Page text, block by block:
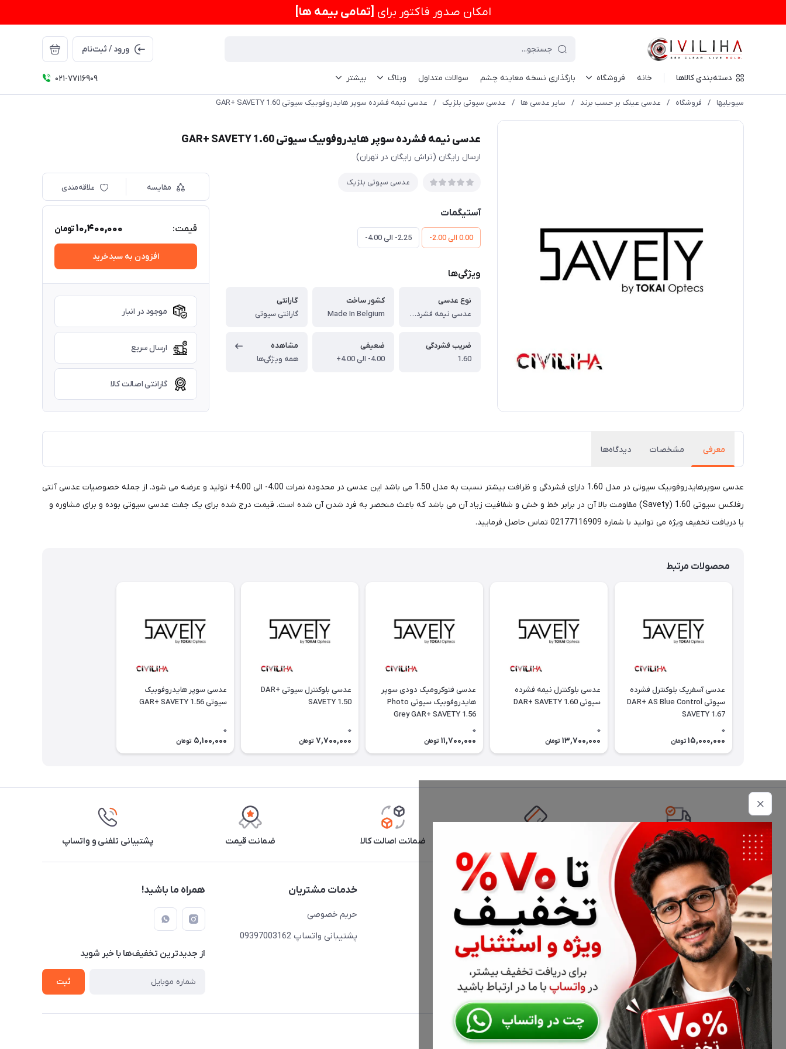
امكان صدور فاکتور برای [تمامی بیمه ها]
ورود / ثبت‌نام
دسته‌بندی کالاها خانه فروشگاه بارگذاری نسخه معاینه چشم سوالات متداول وبلاگ بیشتر 021-77116909
سیویلیها / فروشگاه / عدسی عینک بر حسب برند / سایر عدسی ها / عدسی سیوتی بلژیک / عدسی نیمه فشرده سوپر هایدروفوبیک سیوتی GAR+ SAVETY 1.60
عدسی نیمه فشرده سوپر هایدروفوبیک سیوتی GAR+ SAVETY 1.60
ارسال رایگان (تراش رایگان در تهران)
عدسی سیوتی بلژیک
آستیگمات
0.00 الی 2.00- 2.25- الی 4.00-
ویژگی‌ها
نوع عدسی
عدسی نیمه فشرده سوپر هایدروفوبیک سیوتی GAR+ SAVETY 1.60
کشور ساخت
Made In Belgium
گارانتی
گارانتی سیوتی
ضریب فشردگی
1.60
ضعیفی
4.00- الی 4.00+
مشاهده
همه ویژگی‌ها
مقایسه علاقه‌مندی
قیمت: 10,400,000تومان
افزودن به سبدخرید
موجود در انبار
ارسال سریع
گارانتی اصالت کالا
معرفی مشخصات دیدگاه‌ها
عدسی سوپرهایدروفوبیک سیوتی در مدل 1.60 دارای فشردگی و ظرافت بیشتر نسبت به مدل 1.50 می باشد این عدسی در محدوده نمرات 4.00- الی 4.00+ تولید و عرضه می شود. از جمله خصوصیات عدسی آنتی
رفلکس سیوتی 1.60 (Savety) مقاومت بالا آن در برابر خط و خش و شفافیت زیاد آن می باشد که باعث منحصر به فرد شدن آن شده است. قیمت درج شده برای یک جفت عدسی سیوتی بوده و برای مشاوره و
یا دریافت تخفیف ویژه می توانید با شماره 02177116909 تماس حاصل فرمایید.
محصولات مرتبط
عدسی آسفریک بلوکنترل فشرده
سیوتی DAR+ AS Blue Control
SAVETY 1.67
0
15,000,000 تومان
عدسی بلوکنترل نیمه فشرده
سیوتی DAR+ SAVETY 1.60
0
13,700,000 تومان
عدسی فتوکرومیک دودی سوپر
هایدروفوبیک سیوتی Photo
Grey GAR+ SAVETY 1.56
0
11,700,000 تومان
عدسی بلوکنترل سیوتی DAR+
SAVETY 1.50
0
7,700,000 تومان
عدسی سوپر هایدروفوبیک
سیوتی GAR+ SAVETY 1.56
0
5,100,000 تومان
تحویل اکسپرس ضمانت اصالت کالا ضمانت قیمت پشتیبانی تلفنی و واتساپ
اطلاعات تماس
02177116909
info@civiliha.com
ارسال فوری در تهران + ارسال به سراسر کشور
دسترسی سریع
حساب کاربری
مجله فروشگاه
لیست محصولات
درباره ما
خدمات مشتریان
حریم خصوصی
پشتیبانی واتساپ 09397003162
همراه ما باشید!
از جدید‌ترین تخفیف‌ها با‌ خبر شوید
ثبت
درباره فروشگاه عینک و عدسی سیویلیها